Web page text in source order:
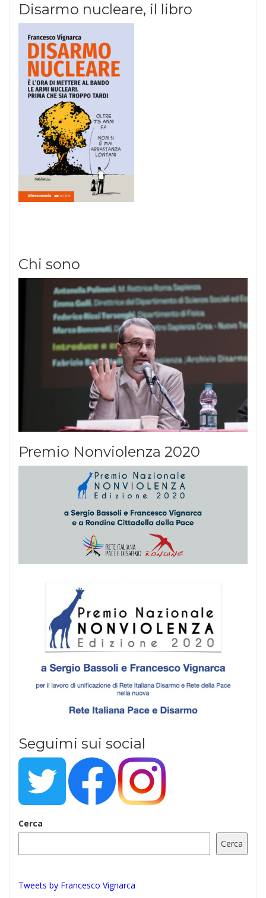
Disarmo nucleare, il libro
Chi sono
Premio Nonviolenza 2020
Seguimi sui social
Cerca
Cerca
Tweets by Francesco Vignarca